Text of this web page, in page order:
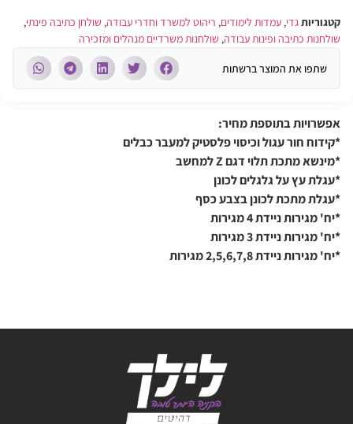
קטגוריותגדי, עמדות לימודים, ריהוט למשרד וחדרי עבודה, שולחן כתיבה פינתי,
שולחנות כתיבה ופינות עבודה, שולחנות משרדיים מנהלים ומזכירה
שתפו את המוצר ברשתות
אפשרויות בתוספת מחיר:
*קידוח חור עגול וכיסוי פלסטיק למעבר כבלים
*מינשא מתכת תלוי דגם Z למחשב
*עגלת עץ על גלגלים לכונן
*עגלת מתכת לכונן בצבע כסף
*יח' מגירות ניידת 4 מגירות
*יח' מגירות ניידת 3 מגירות
*יח' מגירות ניידת 2,5,6,7,8 מגירות